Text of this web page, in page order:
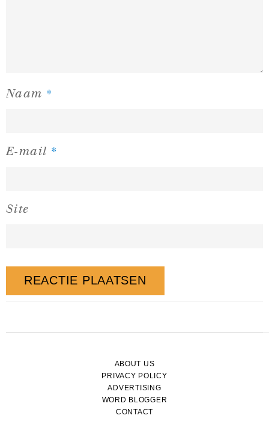
Naam *
E-mail *
Site
ABOUT US
PRIVACY POLICY
ADVERTISING
WORD BLOGGER
CONTACT